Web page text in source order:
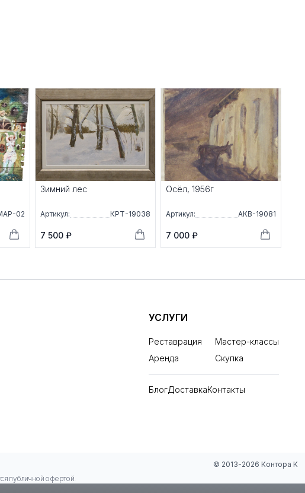
02
Зимний лес
Артикул: КРТ-19038
7 500 ₽
Осёл, 1956г
Артикул: АКВ-19081
7 000 ₽
УСЛУГИ
Реставрация
Мастер-классы
Аренда
Скупка
БлогДоставкаКонтакты
© 2013-2026 Контора К
публичной офертой.